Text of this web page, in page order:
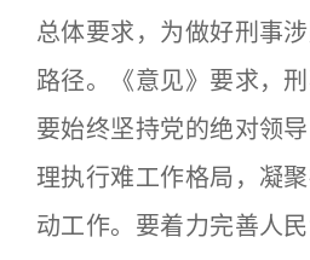
总体要求，为做好刑事
路径。《意见》要求，
要始终坚持党的绝对领
理执行难工作格局，凝
动工作。要着力完善人